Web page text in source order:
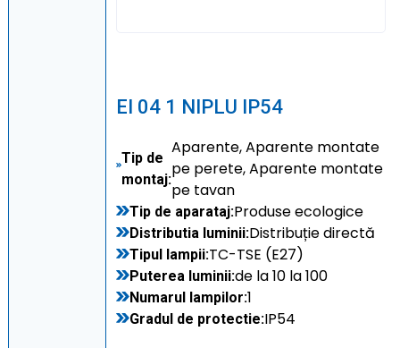
EI 04 1 NIPLU IP54
Tip de
montaj:
Aparente, Aparente montate
pe perete, Aparente montate
pe tavan
Tip de aparataj:Produse ecologice
Distributia luminii:Distribuție directă
Tipul lampii:TC-TSE (E27)
Puterea luminii:de la 10 la 100
Numarul lampilor:1
Gradul de protectie:IP54